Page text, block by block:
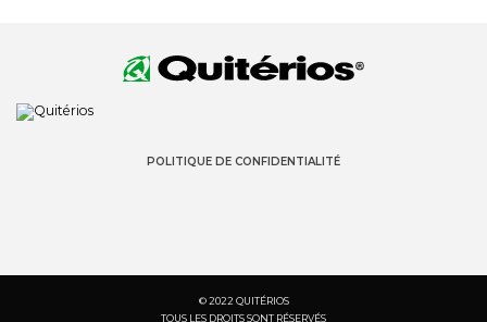
POLITIQUE DE CONFIDENTIALITÉ
© 2022 QUITÉRIOS
TOUS LES DROITS SONT RÉSERVÉS